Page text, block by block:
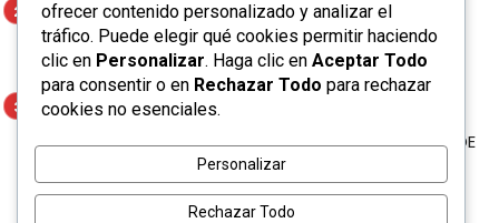
MÁS DE 250 NIÑOS Y NIÑAS CULMINAN
INTERACTIVO CAMPAMENTO DE VERANO EN
SOLEDAD
SEGUNDO INFORME DE RESULTADOS, CON
LOGROS QUE HAN TRANSFORMADO LA VIDA DE
LOS SOLEDENSES: JUAN MANUEL NAVARRO
ofrecer contenido personalizado y analizar el
tráfico. Puede elegir qué cookies permitir haciendo
clic en Personalizar. Haga clic en Aceptar Todo
para consentir o en Rechazar Todo para rechazar
cookies no esenciales.
Personalizar
Rechazar Todo